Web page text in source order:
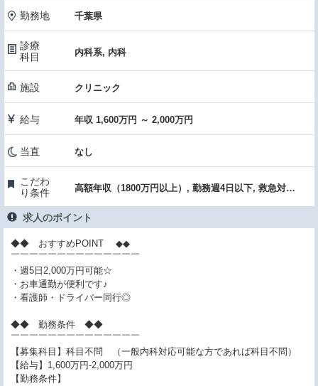
勤務地 千葉県
診療
科目
内科系, 内科
施設 クリニック
給与 年収 1,600万円 ～ 2,000万円
当直 なし
こだわ
り条件
高額年収（1800万円以上）, 勤務週4日以下, 救急対応なし, クリニック
求人のポイント
◆◆ おすすめPOINT ◆◆
￣￣￣￣￣￣￣￣￣￣￣￣￣￣
・週5日2,000万円可能☆
・お車通勤が便利です♪
・看護師・ドライバー同行◎
◆◆ 勤務条件 ◆◆
￣￣￣￣￣￣￣￣￣￣￣￣￣￣
【募集科目】科目不問 （一般内科対応可能な方であれば科目不問）
【給与】1,600万円-2,000万円
【勤務条件】